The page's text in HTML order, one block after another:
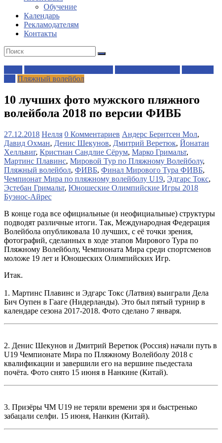
Обучение
Календарь
Рекламодателям
Контакты
Пляжный волейбол
10 лучших фото мужского пляжного
волейбола 2018 по версии ФИВБ
27.12.2018 Нелля 0 Комментариев Андерс Бернтсен Мол,
Давид Охман, Денис Шекунов, Дмитрий Веретюк, Йонатан
Хелльвиг, Кристиан Сандлие Сёрум, Марко Гримальт,
Мартинс Плавинс, Мировой Тур по Пляжному Волейболу,
Пляжный волейбол, ФИВБ, Финал Мирового Тура ФИВБ,
Чемпионат Мира по пляжному волейболу U19, Эдгарс Токс,
Эстебан Гримальт, Юношеские Олимпийские Игры 2018
Буэнос-Айрес
В конце года все официальные (и неофициальные) структуры
подводят различные итоги. Так, Международная Федерация
Волейбола опубликовала 10 лучших, с её точки зрения,
фотографий, сделанных в ходе этапов Мирового Тура по
Пляжному Волейболу, Чемпионата Мира среди спортсменов
моложе 19 лет и Юношеских Олимпийских Игр.
Итак.
1. Мартинс Плавинс и Эдгарс Токс (Латвия) выиграли Дела
Бич Оупен в Гааге (Нидерланды). Это был пятый турнир в
календаре сезона 2017-2018. Фото сделано 7 января.
2. Денис Шекунов и Дмитрий Веретюк (Россия) начали путь в
U19 Чемпионате Мира по Пляжному Волейболу 2018 с
квалификации и завершили его на вершине пьедестала
почёта. Фото снято 15 июня в Нанкине (Китай).
3. Призёры ЧМ U19 не теряли времени зря и быстренько
забацали селфи. 15 июня, Нанкин (Китай).